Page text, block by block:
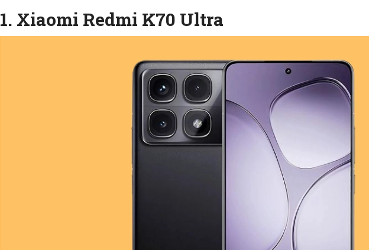
1. Xiaomi Redmi K70 Ultra